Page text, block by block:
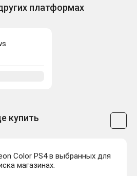
платформах
купить
Color PS4 в выбранных для
магазинах.